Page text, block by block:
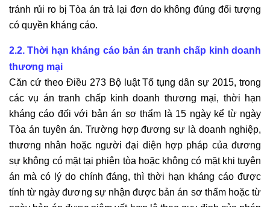
tránh rủi ro bị Tòa án trả lại đơn do không đúng đối tượng
có quyền kháng cáo.
2.2. Thời hạn kháng cáo bản án tranh chấp kinh doanh
thương mại
Căn cứ theo Điều 273 Bộ luật Tố tụng dân sự 2015, trong
các vụ án tranh chấp kinh doanh thương mại, thời hạn
kháng cáo đối với bản án sơ thẩm là 15 ngày kể từ ngày
Tòa án tuyên án. Trường hợp đương sự là doanh nghiệp,
thương nhân hoặc người đại diện hợp pháp của đương
sự không có mặt tại phiên tòa hoặc không có mặt khi tuyên
án mà có lý do chính đáng, thì thời hạn kháng cáo được
tính từ ngày đương sự nhận được bản án sơ thẩm hoặc từ